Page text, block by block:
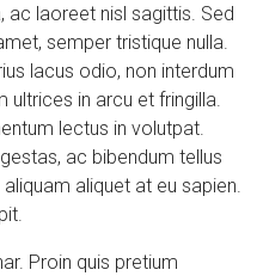
ac laoreet nisl sagittis. Sed
semper tristique nulla.
lacus odio, non interdum
in arcu et fringilla.
lectus in volutpat.
ac bibendum tellus
aliquet at eu sapien.
Proin quis pretium